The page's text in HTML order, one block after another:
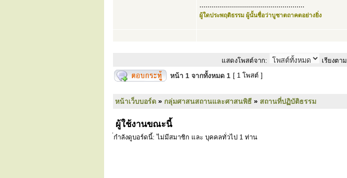
.....................................................
ผู้ใดประพฤติธรรม ผู้นั้นชื่อว่าบูชาตถาคตอย่างยิ่ง
แสดงโพสต์จาก: เรียงตาม
หน้า 1 จากทั้งหมด 1 [ 1 โพสต์ ]
หน้าเว็บบอร์ด » กลุ่มศาสนสถานและศาสนพิธี » สถานที่ปฏิบัติธรรม
ผู้ใช้งานขณะนี้
่กำลังดูบอร์ดนี้: ไม่มีสมาชิก และ บุคคลทั่วไป 1 ท่าน